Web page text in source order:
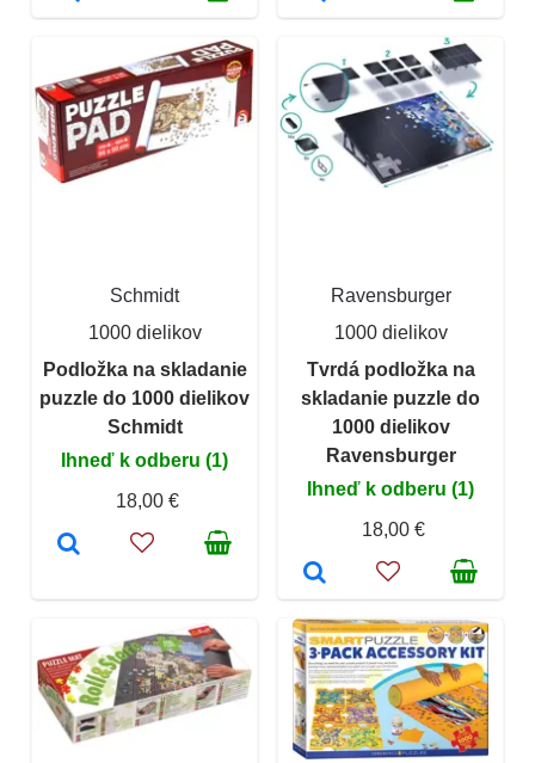
Schmidt
1000 dielikov
Podložka na skladanie
puzzle do 1000 dielikov
Schmidt
Ihneď k odberu (1)
18,00 €
Ravensburger
1000 dielikov
Tvrdá podložka na
skladanie puzzle do
1000 dielikov
Ravensburger
Ihneď k odberu (1)
18,00 €